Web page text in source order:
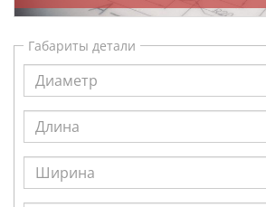
Габариты детали